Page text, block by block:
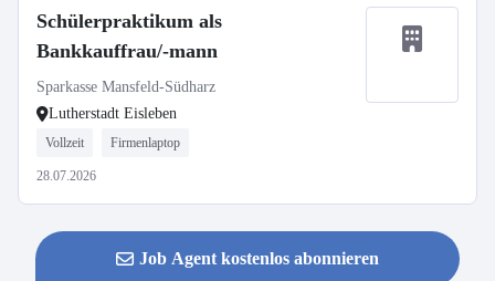
Schülerpraktikum als
Bankkauffrau/-mann
Sparkasse Mansfeld-Südharz
Lutherstadt Eisleben
Vollzeit Firmenlaptop
28.07.2026
Job Agent kostenlos abonnieren